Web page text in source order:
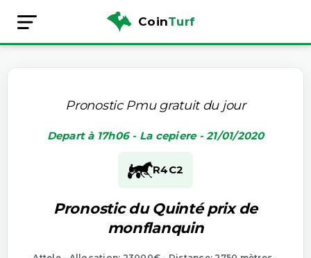
CoinTurf
Pronostic Pmu gratuit du jour
Depart à 17h06 - La cepiere - 21/01/2020
R4C2
Pronostic du Quinté prix de
monflanquin